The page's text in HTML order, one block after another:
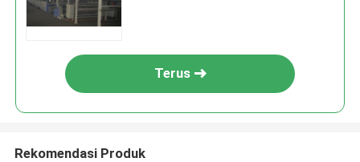
Terus
Rekomendasi Produk